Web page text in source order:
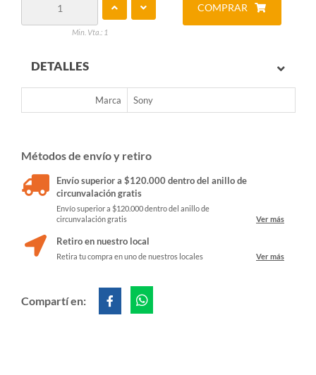
Min. Vta.: 1
COMPRAR
DETALLES
Marca Sony
Métodos de envío y retiro
Envío superior a $120.000 dentro del anillo de
circunvalación gratis
Envío superior a $120.000 dentro del anillo de
circunvalación gratis
Ver más
Retiro en nuestro local
Retira tu compra en uno de nuestros locales Ver más
Compartí en: